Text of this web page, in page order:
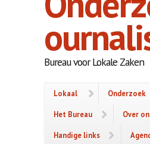
Bureau voor Lokale Zaken
Lokaal Onderzoek
Het Bureau Over
Handige links